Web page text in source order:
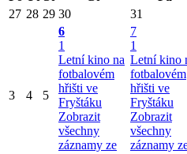
27 28 29 30 31
3 4 5
6
1
Letní kino na
fotbalovém
hřišti ve
Fryštáku
Zobrazit
všechny
záznamy ze
7
1
Letní kino
fotbalovém
hřišti ve
Fryštáku
Zobrazit
všechny
záznamy